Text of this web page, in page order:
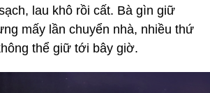
lau khô rồi cất. Bà gìn giữ
mấy lần chuyển nhà, nhiều thứ
thể giữ tới bây giờ.